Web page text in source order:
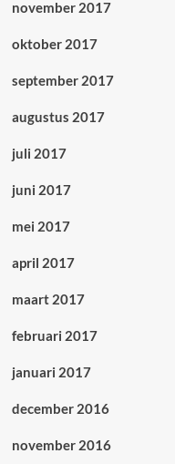
november 2017
oktober 2017
september 2017
augustus 2017
juli 2017
juni 2017
mei 2017
april 2017
maart 2017
februari 2017
januari 2017
december 2016
november 2016